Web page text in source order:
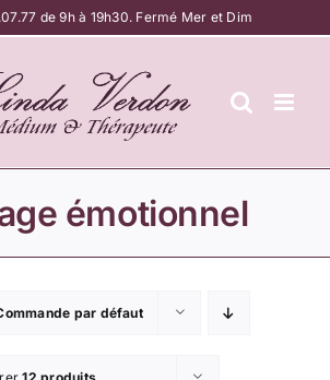
de 9h à 19h30. Fermé Mer et Dim
émotionnel
par défaut